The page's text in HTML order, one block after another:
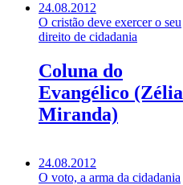
24.08.2012
O cristão deve exercer o seu
direito de cidadania
Coluna do
Evangélico (Zélia
Miranda)
24.08.2012
O voto, a arma da cidadania